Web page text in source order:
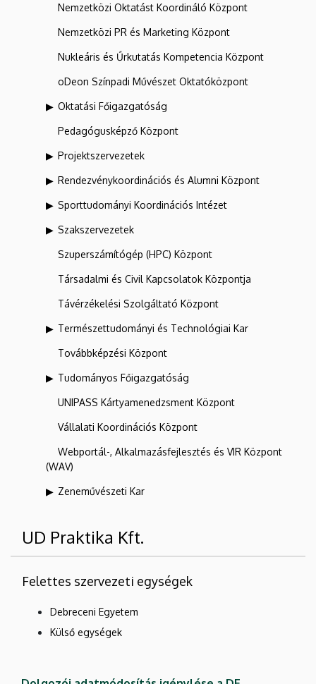
Nemzetközi Oktatást Koordináló Központ
Nemzetközi PR és Marketing Központ
Nukleáris és Űrkutatás Kompetencia Központ
oDeon Színpadi Művészet Oktatóközpont
Oktatási Főigazgatóság
Pedagógusképző Központ
Projektszervezetek
Rendezvénykoordinációs és Alumni Központ
Sporttudományi Koordinációs Intézet
Szakszervezetek
Szuperszámítógép (HPC) Központ
Társadalmi és Civil Kapcsolatok Központja
Távérzékelési Szolgáltató Központ
Természettudományi és Technológiai Kar
Továbbképzési Központ
Tudományos Főigazgatóság
UNIPASS Kártyamenedzsment Központ
Vállalati Koordinációs Központ
Webportál-, Alkalmazásfejlesztés és VIR Központ
(WAV)
Zeneművészeti Kar
UD Praktika Kft.
Felettes szervezeti egységek
Debreceni Egyetem
Külső egységek